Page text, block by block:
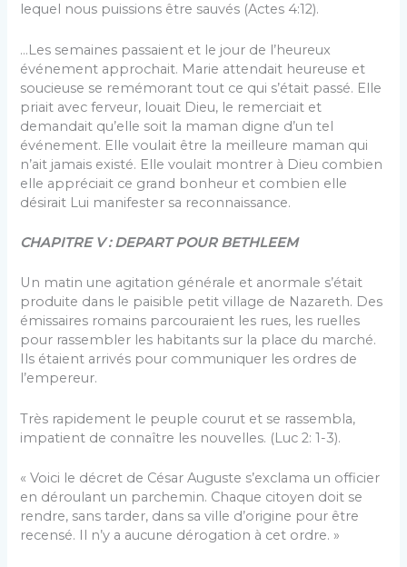
lequel nous puissions être sauvés (Actes 4:12).
…Les semaines passaient et le jour de l’heureux
événement approchait. Marie attendait heureuse et
soucieuse se remémorant tout ce qui s’était passé. Elle
priait avec ferveur, louait Dieu, le remerciait et
demandait qu’elle soit la maman digne d’un tel
événement. Elle voulait être la meilleure maman qui
n’ait jamais existé. Elle voulait montrer à Dieu combien
elle appréciait ce grand bonheur et combien elle
désirait Lui manifester sa reconnaissance.
CHAPITRE V : DEPART POUR BETHLEEM
Un matin une agitation générale et anormale s’était
produite dans le paisible petit village de Nazareth. Des
émissaires romains parcouraient les rues, les ruelles
pour rassembler les habitants sur la place du marché.
Ils étaient arrivés pour communiquer les ordres de
l’empereur.
Très rapidement le peuple courut et se rassem­bla,
impatient de connaître les nouvelles. (Luc 2: 1-3).
« Voici le décret de César Auguste s’exclama un officier
en déroulant un parchemin. Chaque citoyen doit se
rendre, sans tarder, dans sa ville d’origine pour être
recensé. Il n’y a aucune dérogation à cet ordre. »